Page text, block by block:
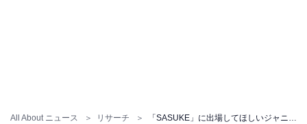
All About ニュース リサーチ